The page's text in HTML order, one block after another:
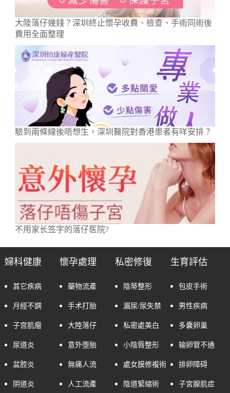
大陸落仔幾錢？深圳終止懷孕收費、檢查、手術同術後
費用全面整理
驗到兩條線後唔想生，深圳醫院對香港患者有咩安排？
不用家长签字的落仔医院?
婦科健康
其它疾病
月經不調
子宫肌瘤
尿道炎
盆腔炎
阴道炎
懷孕處理
藥物流產
手术打胎
大陸落仔
意外堕胎
無痛人流
人工流產
私密修復
陰蒂整形
漏尿/尿失禁
私密處美白
小陰唇整形
處女膜修複術
陰道緊縮術
生育評估
包皮手術
男性疾病
多囊卵巢
输卵管不通
排卵障碍
子宮腺肌症